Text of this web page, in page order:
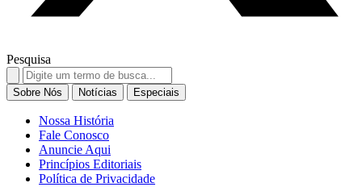
Pesquisa
Search
for:
Sobre Nós Notícias Especiais
Nossa História
Fale Conosco
Anuncie Aqui
Princípios Editoriais
Política de Privacidade